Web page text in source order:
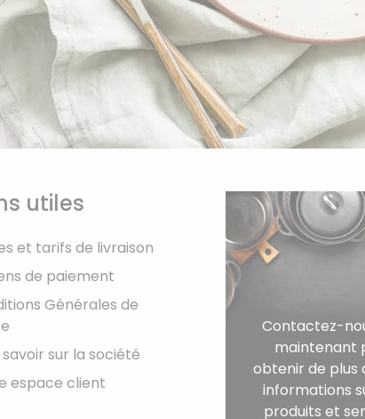
utiles
et tarifs de livraison
de paiement
Générales de
sur la société
espace client
Contactez-
maintenant
obtenir de plus
informations
produits et